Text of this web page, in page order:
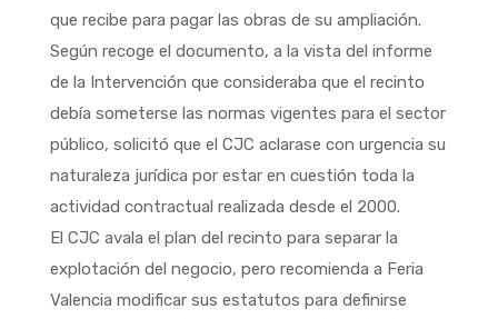
que recibe para pagar las obras de su ampliación.
Según recoge el documento, a la vista del informe
de la Intervención que consideraba que el recinto
debía someterse las normas vigentes para el sector
público, solicitó que el CJC aclarase con urgencia su
naturaleza jurídica por estar en cuestión toda la
actividad contractual realizada desde el 2000.
El CJC avala el plan del recinto para separar la
explotación del negocio, pero recomienda a Feria
Valencia modificar sus estatutos para definirse